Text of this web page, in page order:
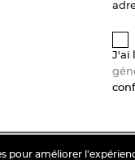
pour améliorer
J'ai
réservés